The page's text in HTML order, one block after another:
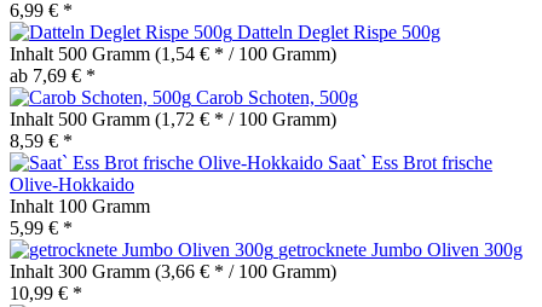
6,99 € *
Datteln Deglet Rispe 500g
Inhalt 500 Gramm (1,54 € * / 100 Gramm)
ab 7,69 € *
Carob Schoten, 500g
Inhalt 500 Gramm (1,72 € * / 100 Gramm)
8,59 € *
Saat` Ess Brot frische
Olive-Hokkaido
Inhalt 100 Gramm
5,99 € *
getrocknete Jumbo Oliven 300g
Inhalt 300 Gramm (3,66 € * / 100 Gramm)
10,99 € *